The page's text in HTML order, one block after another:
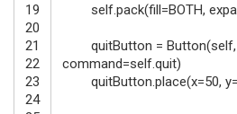
19
20
21
22
23
24
self.pack(fill=BOTH,
quitButton = Button(self,
command=self.quit)
quitButton.place(x=50, y=